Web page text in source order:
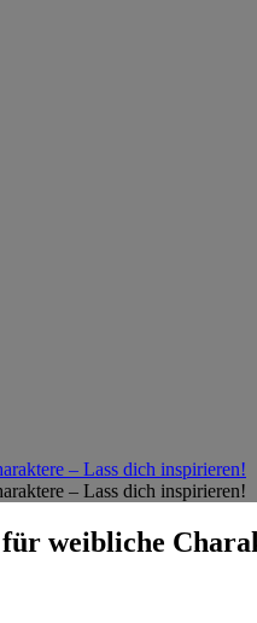
– Lass dich inspirieren!
– Lass dich inspirieren!
weibliche